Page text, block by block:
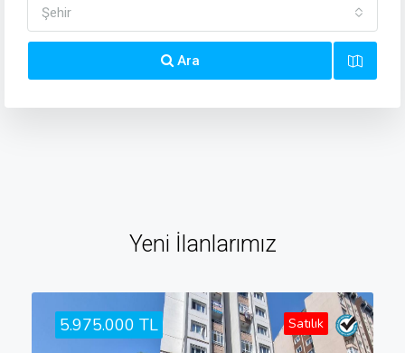
Şehir
Ara
Yeni İlanlarımız
5.975.000 TL Satılık